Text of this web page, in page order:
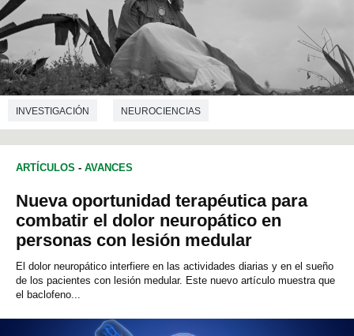
INVESTIGACIÓN NEUROCIENCIAS
ARTÍCULOS - AVANCES
Nueva oportunidad terapéutica para
combatir el dolor neuropático en
personas con lesión medular
El dolor neuropático interfiere en las actividades diarias y en el sueño
de los pacientes con lesión medular. Este nuevo artículo muestra que
el baclofeno...